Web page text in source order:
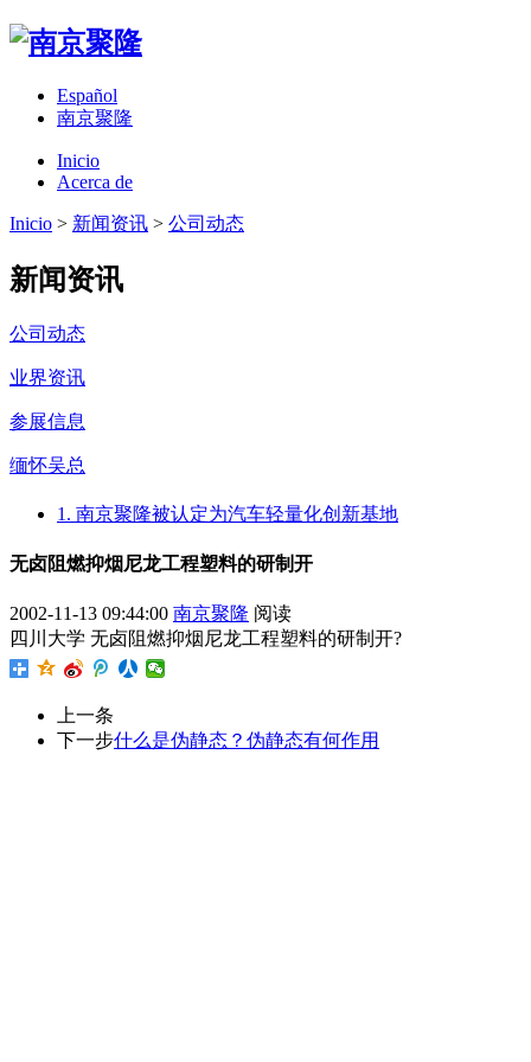
Español
南京聚隆
Inicio
Acerca de
Inicio > 新闻资讯 > 公司动态
新闻资讯
公司动态
业界资讯
参展信息
缅怀吴总
1. 南京聚隆被认定为汽车轻量化创新基地
无卤阻燃抑烟尼龙工程塑料的研制开
2002-11-13 09:44:00 南京聚隆 阅读
四川大学 无卤阻燃抑烟尼龙工程塑料的研制开?
上一条
下一步什么是伪静态？伪静态有何作用